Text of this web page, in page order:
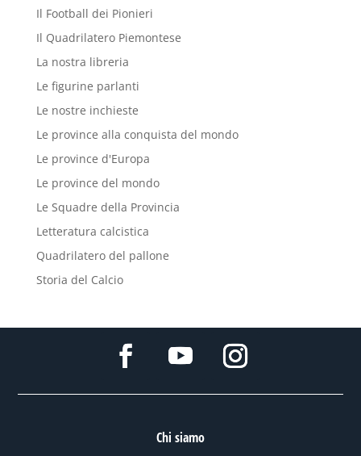
Il Football dei Pionieri
Il Quadrilatero Piemontese
La nostra libreria
Le figurine parlanti
Le nostre inchieste
Le province alla conquista del mondo
Le province d'Europa
Le province del mondo
Le Squadre della Provincia
Letteratura calcistica
Quadrilatero del pallone
Storia del Calcio
Chi siamo